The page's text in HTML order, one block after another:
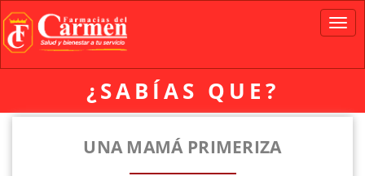
al
contenido
principal
¿SABÍAS QUE?
UNA MAMÁ PRIMERIZA